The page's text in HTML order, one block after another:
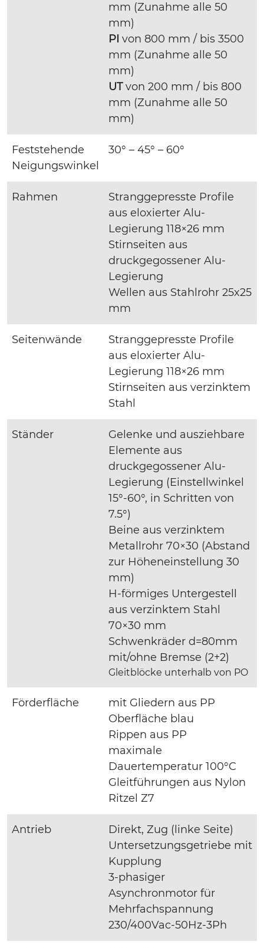
mm (Zunahme alle 50
mm)
PI von 800 mm / bis 3500
mm (Zunahme alle 50
mm)
UTvon 200 mm / bis 800
mm (Zunahme alle 50
mm)
Feststehende
Neigungswinkel
30° – 45° – 60°
Rahmen
Stranggepresste Profile
aus eloxierter Alu-
Legierung 118×26 mm
Stirnseiten aus
druckgegossener Alu-
Legierung
Wellen aus Stahlrohr 25x25
mm
Seitenwände
Stranggepresste Profile
aus eloxierter Alu-
Legierung 118×26 mm
Stirnseiten aus verzinktem
Stahl
Ständer
Gelenke und ausziehbare
Elemente aus
druckgegossener Alu-
Legierung (Einstellwinkel
15°-60°, in Schritten von
7.5°)
Beine aus verzinktem
Metallrohr 70×30 (Abstand
zur Höheneinstellung 30
mm)
H-förmiges Untergestell
aus verzinktem Stahl
70×30 mm
Schwenkräder d=80mm
mit/ohne Bremse (2+2)
Gleitblöcke unterhalb von PO
Förderfläche
mit Gliedern aus PP
Oberfläche blau
Rippen aus PP
maximale
Dauertemperatur 100°C
Gleitführungen aus Nylon
Ritzel Z7
Antrieb
Direkt, Zug (linke Seite)
Untersetzungsgetriebe mit
Kupplung
3-phasiger
Asynchronmotor für
Mehrfachspannung
230/400Vac-50Hz-3Ph